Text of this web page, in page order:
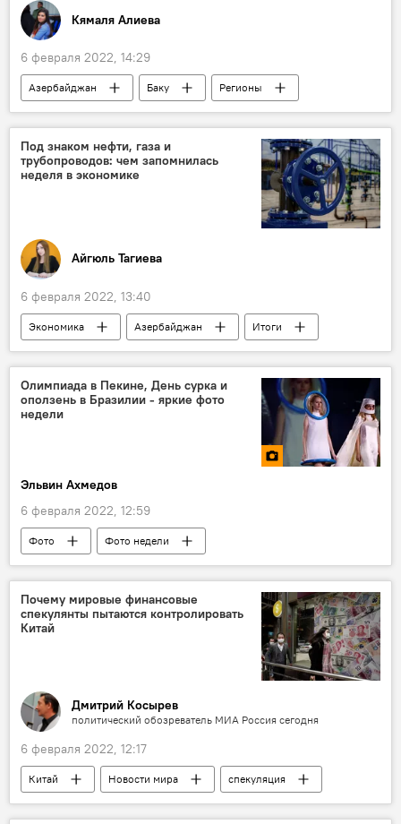
Кямаля Алиева
6 февраля 2022, 14:29
Азербайджан Баку
Регионы
Прогноз погоды
февраль
Под знаком нефти, газа и
трубопроводов: чем запомнилась
неделя в экономике
Айгюль Тагиева
6 февраля 2022, 13:40
Экономика Азербайджан
Итоги
неделя
Нефть
Газ
Олимпиада в Пекине, День сурка и
оползень в Бразилии - яркие фото
недели
Эльвин Ахмедов
6 февраля 2022, 12:59
Фото Фото недели
Почему мировые финансовые
спекулянты пытаются контролировать
Китай
Дмитрий Косырев
политический обозреватель МИА Россия сегодня
6 февраля 2022, 12:17
Китай Новости мира
спекуляция
Мир
финансы
финансовый сектор